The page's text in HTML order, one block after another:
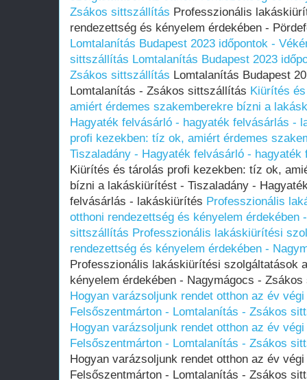
Zsákos sittszállítás Professzionális
rendezettség és kényelem érdekében -
Lomtalanítás Budapest 2023 időpontok -
sittszállítás Lomtalanítás Budapest 2023
Zsákos sittszállítás Lomtalanítás Budapest
Lomtalanítás - Zsákos sittszállítás Kiürítés
amiért érdemes szakemberekre bízni a
Hagyaték felvásárló - hagyaték felvásárlás -
profi kezekben: tíz ok, amiért érdemes
Tiszaladány - Hagyaték felvásárló -
Kiürítés és tárolás profi kezekben: tíz ok,
bízni a lakáskiürítést - Tiszaladány -
felvásárlás - lakáskiürítés Professzionális
otthoni rendezettség és kényelem érdekében
sittszállítás Professzionális lakáskiürítési
rendezettség és kényelem érdekében -
Professzionális lakáskiürítési szolgáltatások
kényelem érdekében - Nagymágocs -
Hogyan varázsoljunk rendet otthon az év
Felsőszentmárton - Lomtalanítás - Zsákos
Hogyan varázsoljunk rendet otthon az év
Felsőszentmárton - Lomtalanítás - Zsákos
Hogyan varázsoljunk rendet otthon az év
Felsőszentmárton - Lomtalanítás - Zsákos